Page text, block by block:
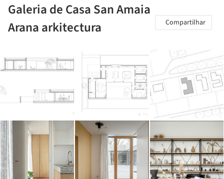
Galeria de Casa San Amaia
Arana arkitectura
Compartilhar